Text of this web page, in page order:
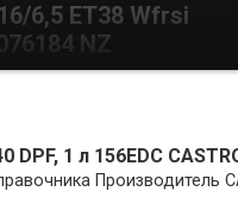
6,5 ET38 Wfrsi
NZ
DPF, 1 л 156EDC
Производитель